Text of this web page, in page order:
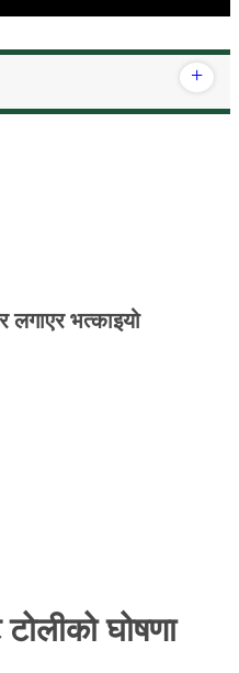
+
भत्काइयो
घोषणा